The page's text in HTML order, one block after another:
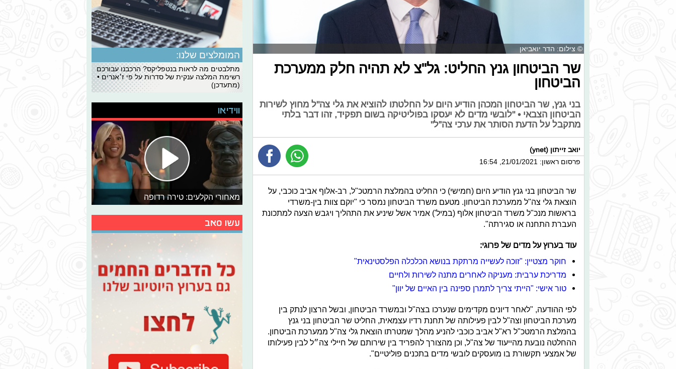
© צילום: הדר יואביאן
שר הביטחון גנץ החליט: גל"צ לא תהיה חלק ממערכת
הביטחון
בני גנץ, שר הביטחון המכהן הודיע היום על החלטתו להוציא את גלי צה"ל מחוץ לשירות
הביטחון הצבאי • "לובשי מדים לא יעסקו בפוליטיקה בשום תפקיד, זהו דבר בלתי
מתקבל על הדעת הסותר את ערכי צה”ל"
יואב זייתון (ynet)
פרסום ראשון: 21/01/2021, 16:54
שר הביטחון בני גנץ הודיע היום (חמישי) כי החליט בהמלצת הרמטכ"ל, רב-אלוף אביב כוכבי, על
הוצאת גלי צה"ל ממערכת הביטחון. מטעם משרד הביטחון נמסר כי "יוקם צוות בין-משרדי
בראשות מנכ"ל משרד הביטחון אלוף (במיל') אמיר אשל שיניע את התהליך ויגבש הצעה למתכונת
העברת התחנה או סגירתה".
עוד בערוץ על מדים של פרוגי:
חוקר מצטיין: "זוכה לעשייה מרתקת בנושא הכלכלה הפלסטינאית"
מדריכת ערבית: מעניקה לאחרים מתנה לשירות ולחיים
טור אישי: "הייתי צריך לתמרן ספינה בין האיים של יוון"
לפי ההודעה, "לאחר דיונים מקדימים שנערכו בצה"ל ובמשרד הביטחון, ובשל הרצון לנתק בין
מערכת הביטחון וצה"ל לבין פעילותה של תחנת רדיו עצמאית, החליט שר הביטחון בני גנץ
בהמלצת הרמטכ"ל רא"ל אביב כוכבי להניע מהלך שמטרתו הוצאת גלי צה"ל ממערכת הביטחון.
ההחלטה נובעת מהייעוד של צה"ל, וכן מהצורך להפריד בין שירותם של חיילי צה״ל לבין פעילותו
של אמצעי תקשורת בו מועסקים לובשי מדים בתכנים פוליטיים".
המומלצים שלנו:
מתלבטים מה לראות בנטפליקס? הרכבנו עבורכם
רשימת המלצה ענקית של סדרות על פי ז׳אנרים •
(מתעדכן)
ווידיאו
מאחורי הקלעים: טירה רדופה
עשו סאב